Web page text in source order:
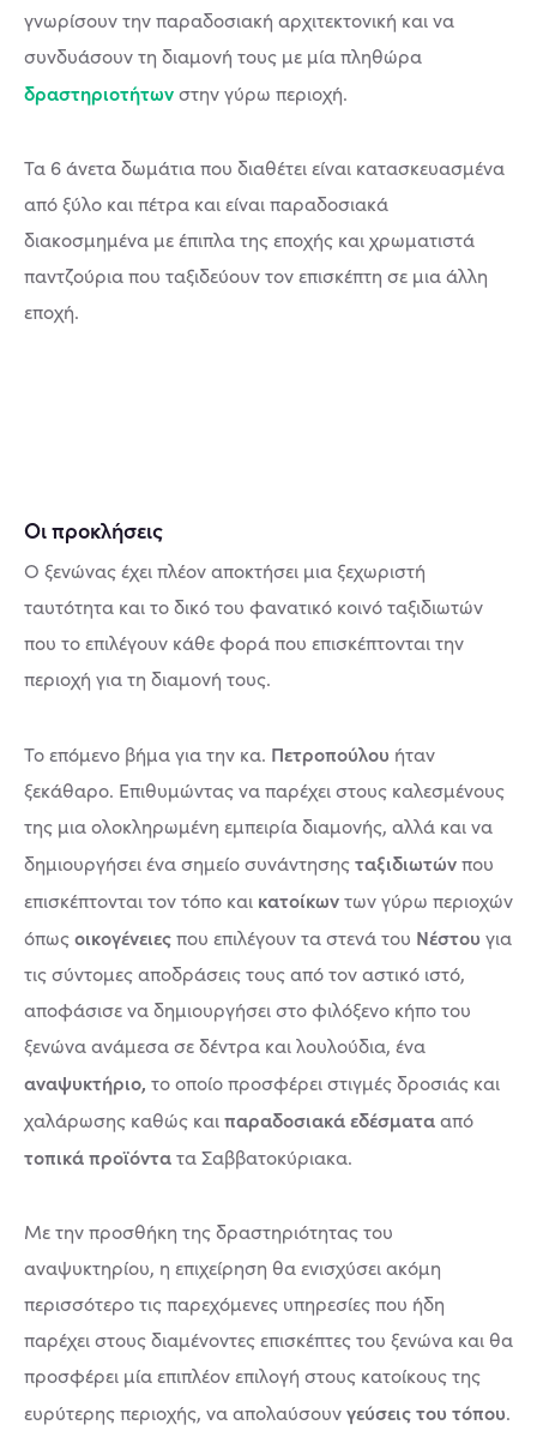
γνωρίσουν την παραδοσιακή αρχιτεκτονική και να
συνδυάσουν τη διαμονή τους με μία πληθώρα
δραστηριοτήτωνστην γύρω περιοχή.
Τα 6 άνετα δωμάτια που διαθέτει είναι κατασκευασμένα
από ξύλο και πέτρα και είναι παραδοσιακά
διακοσμημένα με έπιπλα της εποχής και χρωματιστά
παντζούρια που ταξιδεύουν τον επισκέπτη σε μια άλλη
εποχή.
Οι προκλήσεις
Ο ξενώνας έχει πλέον αποκτήσει μια ξεχωριστή
ταυτότητα και το δικό του φανατικό κοινό ταξιδιωτών
που το επιλέγουν κάθε φορά που επισκέπτονται την
περιοχή για τη διαμονή τους.
Το επόμενο βήμα για την κα. Πετροπούλου ήταν
ξεκάθαρο. Επιθυμώντας να παρέχει στους καλεσμένους
της μια ολοκληρωμένη εμπειρία διαμονής, αλλά και να
δημιουργήσει ένα σημείο συνάντησηςταξιδιωτώνπου
επισκέπτονται τον τόπο και κατοίκωντων γύρω περιοχών
όπωςοικογένειεςπου επιλέγουν τα στενά του Νέστου για
τις σύντομες αποδράσεις τους από τον αστικό ιστό,
αποφάσισε να δημιουργήσει στο φιλόξενο κήπο του
ξενώνα ανάμεσα σε δέντρα και λουλούδια, ένα
αναψυκτήριο, το οποίο προσφέρει στιγμές δροσιάς και
χαλάρωσης καθώς καιπαραδοσιακά εδέσματααπό
τοπικά προϊόντατα Σαββατοκύριακα.
Με την προσθήκη της δραστηριότητας του
αναψυκτηρίου, η επιχείρηση θα ενισχύσει ακόμη
περισσότερο τις παρεχόμενες υπηρεσίες που ήδη
παρέχει στους διαμένοντες επισκέπτες του ξενώνα και θα
προσφέρει μία επιπλέον επιλογή στους κατοίκους της
ευρύτερης περιοχής, να απολαύσουνγεύσεις του τόπου.